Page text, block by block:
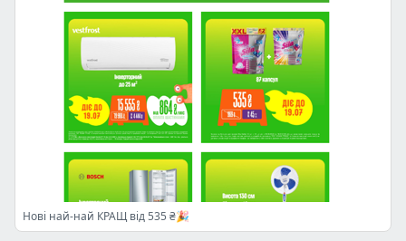
Нові най-най КРАЩ від 535 ₴🎉